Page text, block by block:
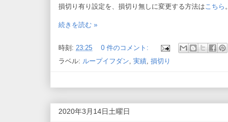
損切り有り設定を、損切り無しに変更する方法はこちら 。
続きを読む »
時刻: 23:25
0 件のコメント:
ラベル: ループイフダン, 実績, 損切り
2020年3月14日土曜日